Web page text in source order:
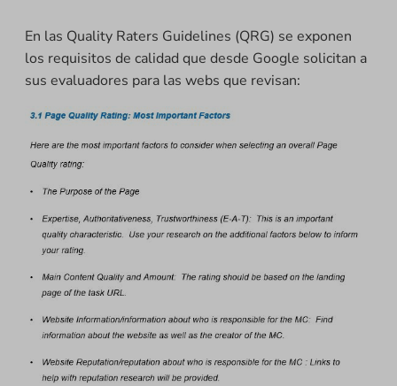
En las Quality Raters Guidelines (QRG) se exponen
los requisitos de calidad que desde Google solicitan a
sus evaluadores para las webs que revisan: